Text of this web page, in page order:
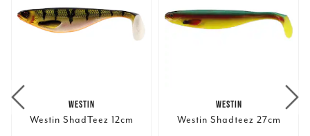
WESTIN
Westin ShadTeez 12cm
WESTIN
Westin Shadteez 27cm